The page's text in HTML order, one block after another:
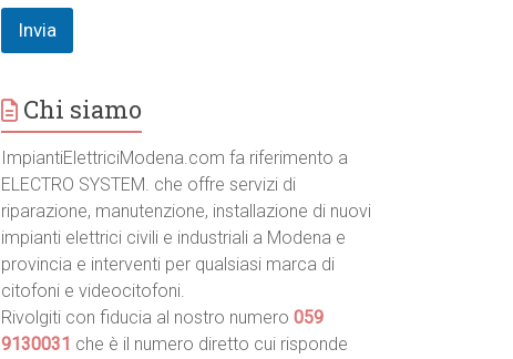
Invia
Chi siamo
ImpiantiElettriciModena.com fa riferimento a
ELECTRO SYSTEM. che offre servizi di
riparazione, manutenzione, installazione di nuovi
impianti elettrici civili e industriali a Modena e
provincia e interventi per qualsiasi marca di
citofoni e videocitofoni.
Rivolgiti con fiducia al nostro numero059
9130031 che è il numero diretto cui risponde